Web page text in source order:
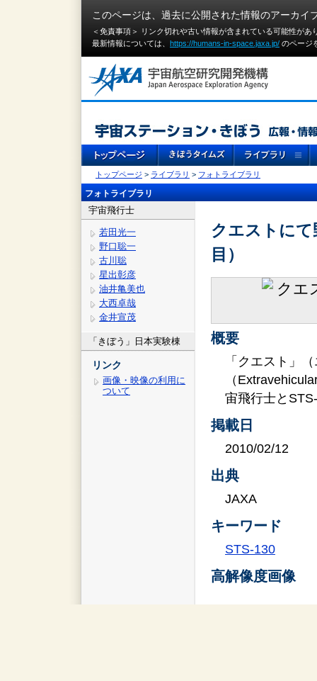
このページは、過去に公開された情報のアーカイ
＜免責事項＞ リンク切れや古い情報が含まれている可能性が
最新情報については、 https://humans-in-space.jaxa.jp/ のページ
トップページ > ライブラリ > フォトライブラリ
フォトライブラリ
宇宙飛行士
若田光一
野口聡一
古川聡
星出彰彦
油井亀美也
大西卓哉
金井宣茂
「きぼう」日本実験棟
リンク
画像・映像の利用に
ついて
クエストにて
目）
概要
「クエスト」
（
宙飛行士と
掲載日
2010/02/12
出典
JAXA
キーワード
STS-130
高解像度画像